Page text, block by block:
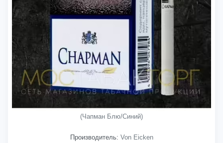
(Чапман Блю/Синий)
Производитель: Von Eicken